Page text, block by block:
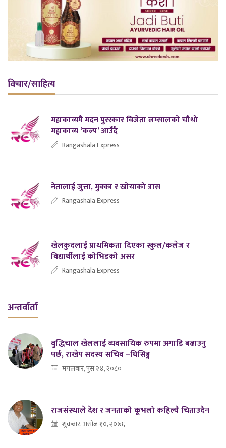
विचार/साहित्य
महाकाव्यमै मदन पुरस्कार विजेता लम्सालको चौथो
महाकाव्य ‘कल्प’ आउँदै
Rangashala Express
नेतालाई जुत्ता, मुक्का र खोयाको त्रास
Rangashala Express
खेलकुदलाई प्राथमिकता दिएका स्कुल/कलेज र
विद्यार्थीलाई कोभिडको असर
Rangashala Express
अन्तर्वार्ता
बुद्धिचाल खेललाई व्यवसायिक रुपमा अगाडि बढाउनु
पर्छ, राखेप सदस्य सचिव –घिसिङ्ग
मंगलबार, पुस २४, २०८०
राजसंस्थाले देश र जनताको कूभलो कहिल्यै चिताउदैन
शुक्रबार, असोज १०, २०७६